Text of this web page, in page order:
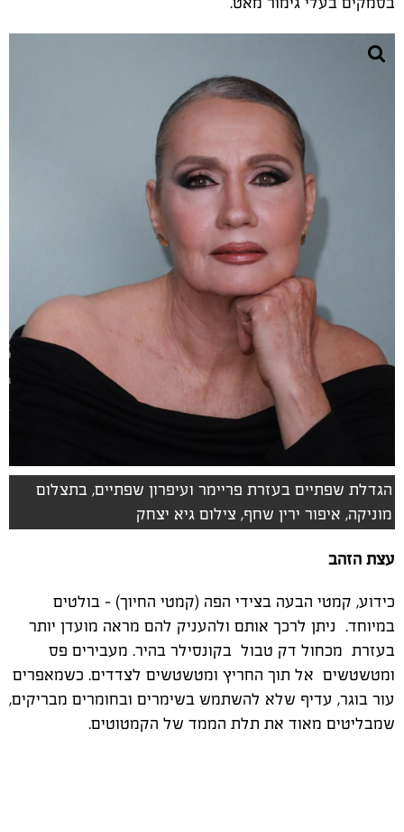
הגדלת שפתיים בעזרת פריימר ועיפרון שפתיים, בתצלום
מוניקה, איפור ירין שחף, צילום גיא יצחק
עצת הזהב
כידוע, קמטי הבעה בצידי הפה (קמטי החיוך) - בולטים
במיוחד. ניתן לרכך אותם ולהעניק להם מראה מועדן יותר
בעזרת מכחול דק טבול בקונסילר בהיר. מעבירים פס
ומטשטשים אל תוך החריץ ומטשטשים לצדדים. כשמאפרים
עור בוגר, עדיף שלא להשתמש בשימרים ובחומרים מבריקים,
שמבליטים מאוד את תלת הממד של הקמטוטים.